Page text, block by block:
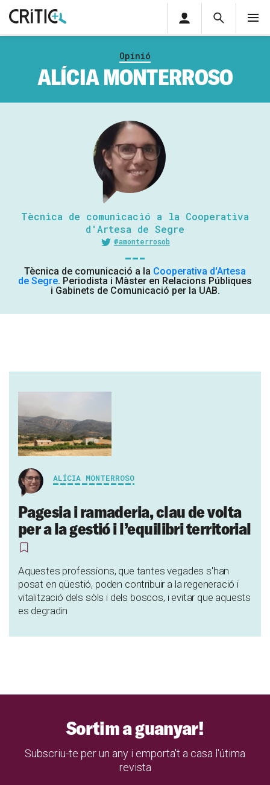
Cerca
Cerca
privada
Opinió
ALÍCIA MONTERROSO
Tècnica de comunicació a la Cooperativa
d'Artesa de Segre
@amonterrosob
Tècnica de comunicació a la Cooperativa d'Artesa
de Segre. Periodista i Màster en Relacions Públiques
i Gabinets de Comunicació per la UAB.
ALÍCIA MONTERROSO
Pagesia i ramaderia, clau de volta
per a la gestió i l’equilibri territorial
Aquestes professions, que tantes vegades s'han
posat en qüestió, poden contribuir a la regeneració i
vitalització dels sòls i dels boscos, i evitar que aquests
es degradin
Sortim a guanyar!
Subscriu-te per un any i emporta't a casa l'útima
revista